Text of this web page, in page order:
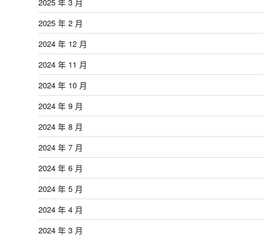
2025 年 2 月
2024 年 12 月
2024 年 11 月
2024 年 10 月
2024 年 9 月
2024 年 8 月
2024 年 7 月
2024 年 6 月
2024 年 5 月
2024 年 4 月
2024 年 3 月